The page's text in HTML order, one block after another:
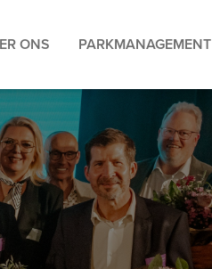
ONS PARKMANAGEMENT